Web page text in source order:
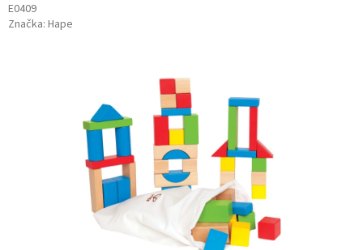
E0409
Značka: Hape